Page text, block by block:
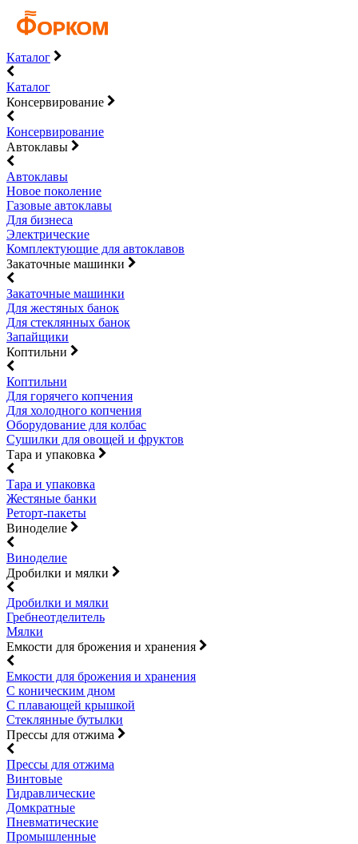
Каталог
Каталог
Консервирование
Консервирование
Автоклавы
Автоклавы
Новое поколение
Газовые автоклавы
Для бизнеса
Электрические
Комплектующие для автоклавов
Закаточные машинки
Закаточные машинки
Для жестяных банок
Для стеклянных банок
Запайщики
Коптильни
Коптильни
Для горячего копчения
Для холодного копчения
Оборудование для колбас
Сушилки для овощей и фруктов
Тара и упаковка
Тара и упаковка
Жестяные банки
Реторт-пакеты
Виноделие
Виноделие
Дробилки и мялки
Дробилки и мялки
Гребнеотделитель
Мялки
Емкости для брожения и хранения
Емкости для брожения и хранения
С коническим дном
С плавающей крышкой
Стеклянные бутылки
Прессы для отжима
Прессы для отжима
Винтовые
Гидравлические
Домкратные
Пневматические
Промышленные